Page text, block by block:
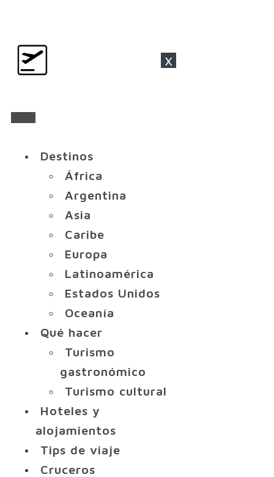
x
Destinos
África
Argentina
Asia
Caribe
Europa
Latinoamérica
Estados Unidos
Oceanía
Qué hacer
Turismo
gastronómico
Turismo cultural
Hoteles y
alojamientos
Tips de viaje
Cruceros